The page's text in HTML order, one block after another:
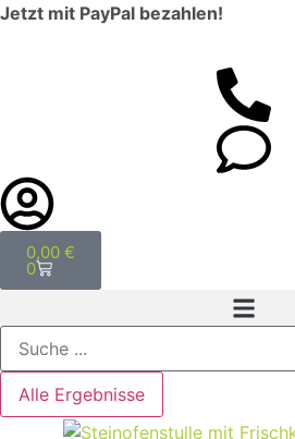
Jetzt mit PayPal bezahlen!
0,00 €
0
Alle Ergebnisse